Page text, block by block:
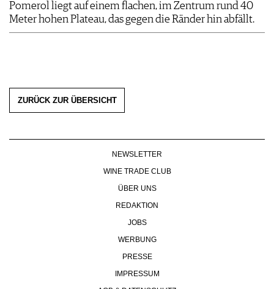
Pomerol liegt auf einem flachen, im Zentrum rund 40
Meter hohen Plateau, das gegen die Ränder hin abfällt.
ZURÜCK ZUR ÜBERSICHT
NEWSLETTER
WINE TRADE CLUB
ÜBER UNS
REDAKTION
JOBS
WERBUNG
PRESSE
IMPRESSUM